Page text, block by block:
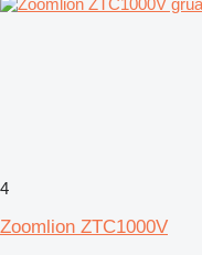
4
Zoomlion ZTC1000V